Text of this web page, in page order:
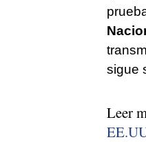
sigue
Leer